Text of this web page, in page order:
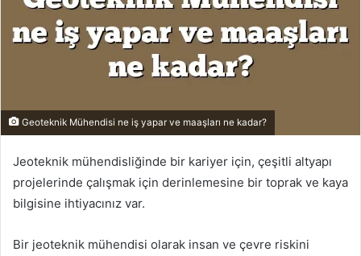
Geoteknik Mühendisi ne iş yapar ve maaşları ne kadar?
Jeoteknik mühendisliğinde bir kariyer için, çeşitli altyapı
projelerinde çalışmak için derinlemesine bir toprak ve kaya
bilgisine ihtiyacınız var.
Bir jeoteknik mühendisi olarak insan ve çevre riskini